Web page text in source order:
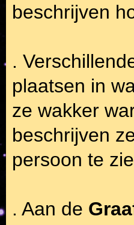
beschrijven
.
plaatsen in
ze wakker
beschrijven
persoon te
. Aan de